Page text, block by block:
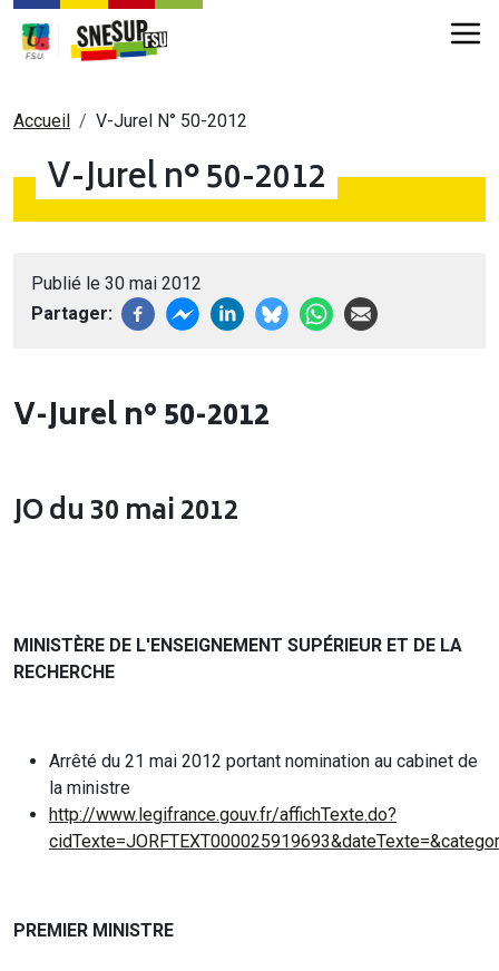
Aller au contenu principal
Fil d'Ariane
Accueil V-Jurel N° 50-2012
V-Jurel n° 50-2012
Publié le 30 mai 2012
Partager
V-Jurel n° 50-2012
JO du 30 mai 2012
MINISTÈRE DE L'ENSEIGNEMENT SUPÉRIEUR ET DE LA
RECHERCHE
Arrêté du 21 mai 2012 portant nomination au cabinet de
la ministre
http://www.legifrance.gouv.fr/affichTexte.do?
PREMIER MINISTRE